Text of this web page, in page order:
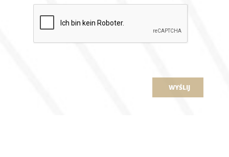
WYŚLIJ